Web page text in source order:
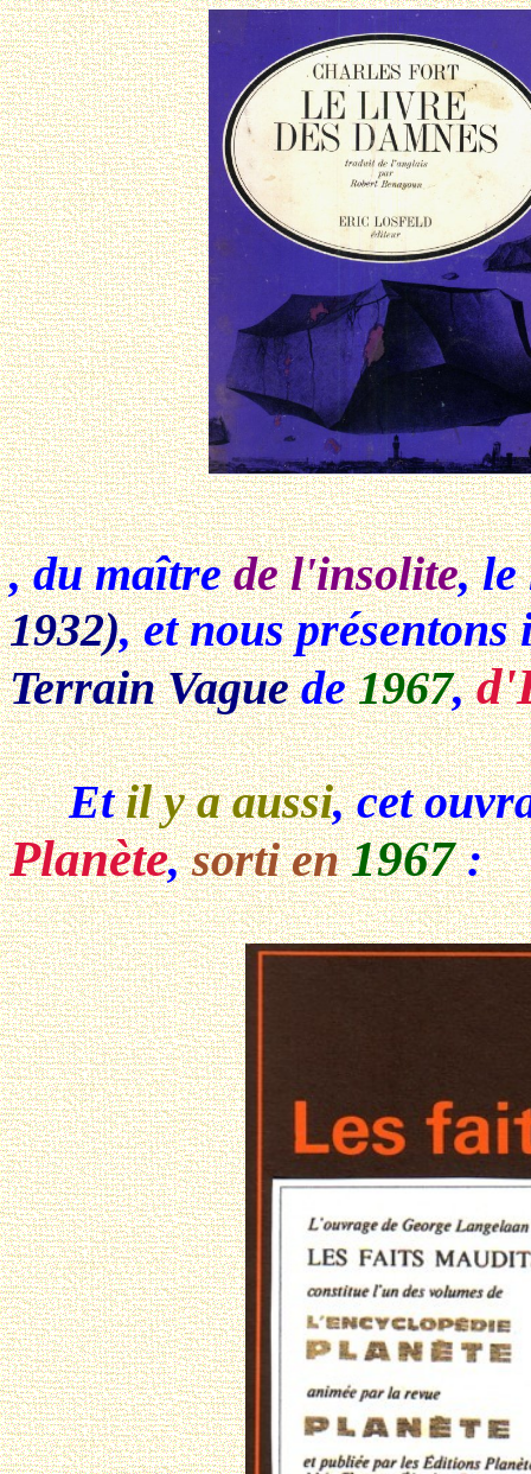
, du maîtrede l'insolite, le
1932), et nous
Terrain Vaguede1967,
Etil y a aussi, cet
Planète,sorti en 1967: